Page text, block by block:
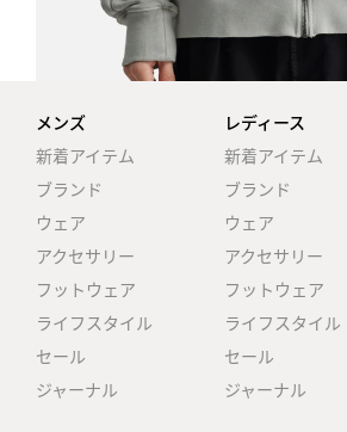
メンズ
新着アイテム
ブランド
ウェア
アクセサリー
フットウェア
ライフスタイル
セール
ジャーナル
レディース
新着アイテム
ブランド
ウェア
アクセサリー
フットウェア
ライフスタイル
セール
ジャーナル